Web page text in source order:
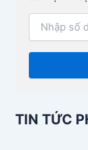
TIN TỨC